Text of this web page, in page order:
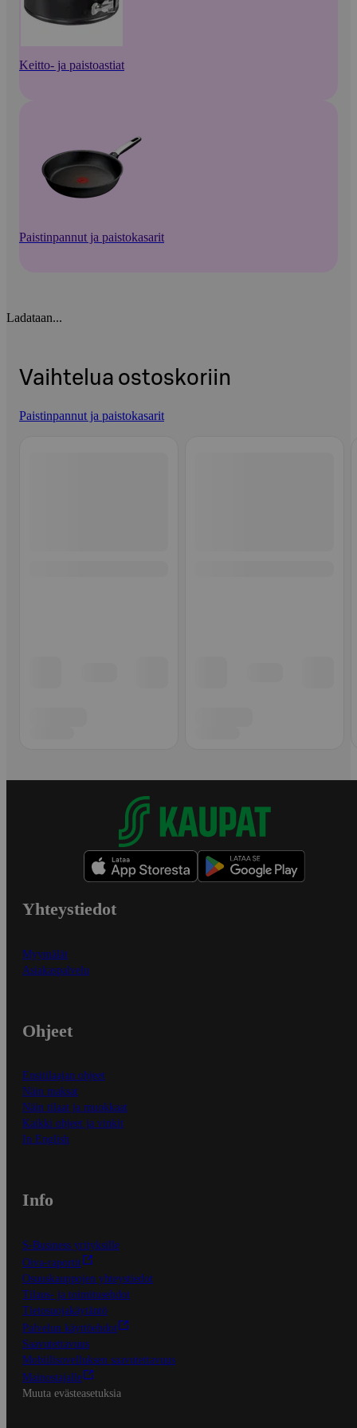
Keitto- ja paistoastiat
Paistinpannut ja paistokasarit
Ladataan...
Vaihtelua ostoskoriin
Paistinpannut ja paistokasarit
Yhteystiedot
Myymälät
Asiakaspalvelu
Ohjeet
Ensitilaajan ohjeet
Näin maksat
Näin tilaat ja muokkaat
Kaikki ohjeet ja vinkit
In English
Info
S-Business yrityksille
Oiva-raportit
Osuuskauppojen yhteystiedot
Tilaus- ja toimitusehdot
Tietosuojakäytäntö
Palvelun käyttöehdot
Saavutettavuus
Mobiilisovelluksen saavutettavuus
Mainostajalle
Muuta evästeasetuksia